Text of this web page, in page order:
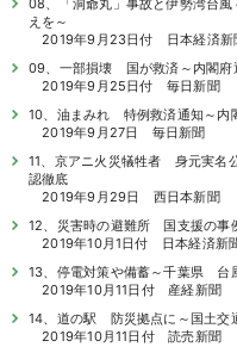
08、「洞爺丸」事故と伊勢湾台
えを～
2019年9月23日付 日本経済新
09、一部損壊 国が救済～内閣
2019年9月25日付 毎日新聞
10、油まみれ 特例救済通知～
2019年9月27日 毎日新聞
11、京アニ火災犠牲者 身元実名
認徹底
2019年9月29日 西日本新聞
12、災害時の避難所 国支援の事
2019年10月1日付 日本経済新
13、停電対策や備蓄～千葉県 台
2019年10月11日付 産経新聞
14、道の駅 防災拠点に～国土交
2019年10月11日付 読売新聞